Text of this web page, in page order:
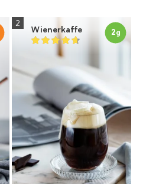
Wienerkaffe
2
2g